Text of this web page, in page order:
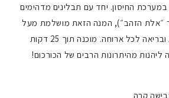
החיסון. יחד עם תבלינים מדהימים
״אלת הזהב״), המנה הזאת מושלמת מעל
סלט או כתוספת צבעונית ובריאה לכל ארוחה. מוכנה תוך 25 דקות
מהיתרונות הרבים של הכורכום!